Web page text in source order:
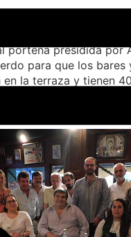
de la prórroga de
y al CEMA a
porteña presidida por
para que los bares
en la terraza y tienen
hasta que se elija al